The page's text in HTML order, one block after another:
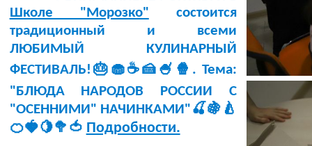
Школе "Морозко" состоится
традиционный и всеми
ЛЮБИМЫЙ КУЛИНАРНЫЙ
ФЕСТИВАЛЬ!🎂🧁☕🍰🍧🍿. Тема:
"БЛЮДА НАРОДОВ РОССИИ С
"ОСЕННИМИ" НАЧИНКАМИ"🍒🍇🍐
🍊🍓🍋🥦🍅 Подробности.